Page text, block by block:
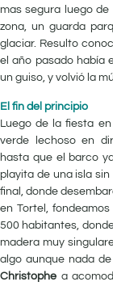
mas segura luego
zona, un guarda
glaciar. Resulto
el año pasado había
un guiso, y volvió la
El fin del principio
Luego de la fiesta
verde lechoso en
hasta que el barco
playita de una isla
final, donde
en Tortel,
500 habitantes,
madera muy
algo aunque nada
Christophe a